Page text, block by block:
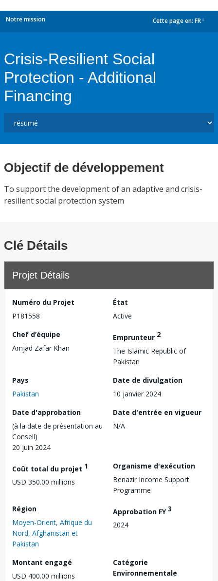
Notre mission Cette page en: FR
Crisis-Resilient Social
Protection - Additional
Financing
Objectif de développement
To support the development of an adaptive and crisis-
resilient social protection system
Clé Détails
Projet Détails
Numéro du Projet
P181558
État
Active
Chef d’équipe
Amjad Zafar Khan
Emprunteur 2
The Islamic Republic of
Pakistan
Pays
Pakistan
Date de divulgation
10 janvier 2024
Date d'approbation
(à la date de présentation au
Conseil)
20 juin 2024
Date d'entrée en vigueur
N/A
Coût total du projet 1
USD 350.00 millions
Organisme d'exécution
Benazir Income Support
Programme
Région
Moyen-Orient, Afrique du
Nord, Afghanistan et
Pakistan
Approbation FY3
2024
Montant engagé
USD 400.00 millions
Catégorie
Environnementale